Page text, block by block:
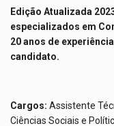
Edição Atualizada
especializados em
20 anos de
candidato.
Cargos: Assistente
Ciências Sociais e